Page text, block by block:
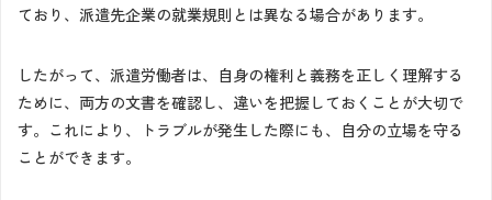
ており、派遣先企業の就業規則とは異なる場合があります。
したがって、派遣労働者は、自身の権利と義務を正しく理解する
ために、両方の文書を確認し、違いを把握しておくことが大切で
す。これにより、トラブルが発生した際にも、自分の立場を守る
ことができます。